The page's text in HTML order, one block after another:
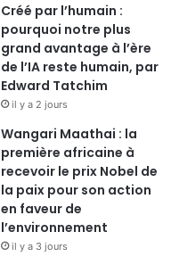
Créé par l’humain :
pourquoi notre plus
grand avantage à l’ère
de l’IA reste humain, par
Edward Tatchim
il y a 2 jours
Wangari Maathai : la
première africaine à
recevoir le prix Nobel de
la paix pour son action
en faveur de
l’environnement
il y a 3 jours